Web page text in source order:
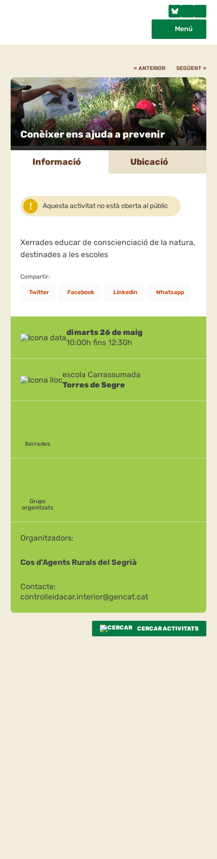
Menú
« ANTERIOR SEGÜENT »
Conèixer ens ajuda a prevenir
Informació Ubicació
Aquesta activitat no està oberta al públic
Xerrades educar de conscienciació de la natura,
destinades a les escoles
Compartir:
Twitter Facebook Linkedin Whatsapp
dimarts 26 de maig
10:00h fins 12:30h
escola Carrassumada
Torres de Segre
Xerrades
Grups
organitzats
Organitzadors:
Cos d'Agents Rurals del Segrià
Contacte:
controlleidacar.interior@gencat.cat
CERCAR ACTIVITATS